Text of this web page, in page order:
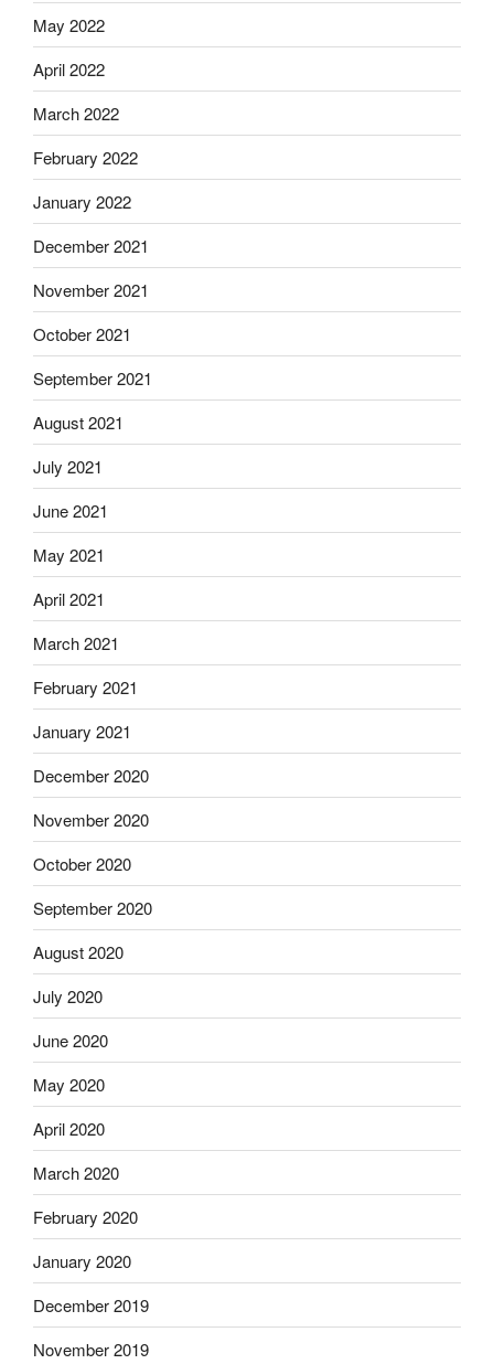
May 2022
April 2022
March 2022
February 2022
January 2022
December 2021
November 2021
October 2021
September 2021
August 2021
July 2021
June 2021
May 2021
April 2021
March 2021
February 2021
January 2021
December 2020
November 2020
October 2020
September 2020
August 2020
July 2020
June 2020
May 2020
April 2020
March 2020
February 2020
January 2020
December 2019
November 2019